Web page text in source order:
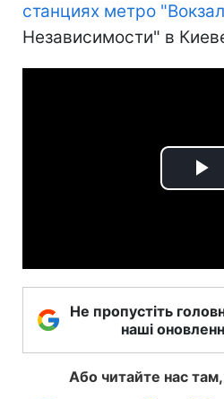
станциях метро
Независимости" в
Не пропустіть
наші
Або читайте нас